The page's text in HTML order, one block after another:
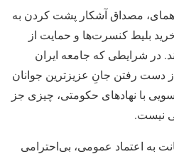
همای، مصداق آشکار پشت کردن به
بلیط کنسرت‌ها و حمایت از
در شرایطی که جامعه ایران
دست رفتن جانِ عزیزترین جوانان
با نهادهای حکومتی، چیزی جز
نیست.
به اعتماد عمومی، بی‌احترامی